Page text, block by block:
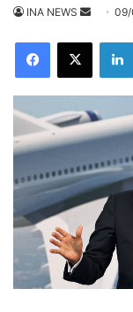
INA NEWS
d
a
n
e
m
i